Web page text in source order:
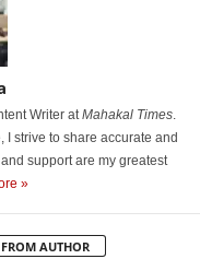
Writer atMahakal Times.
strive to share accurate and
support are my greatest
»
AUTHOR